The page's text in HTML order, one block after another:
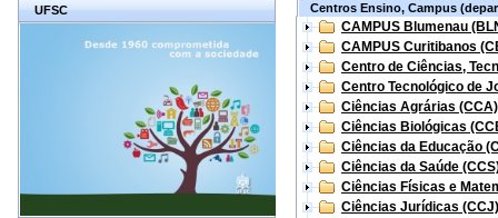
UFSC Centros Ensino, Campus
CAMPUS Blumenau
CAMPUS Curitibanos
Centro de Ciências,
Centro Tecnológico de
Ciências Agrárias (CCA)
Ciências Biológicas
Ciências da Educação
Ciências da Saúde
Ciências Físicas e
Ciências Jurídicas (CCJ)